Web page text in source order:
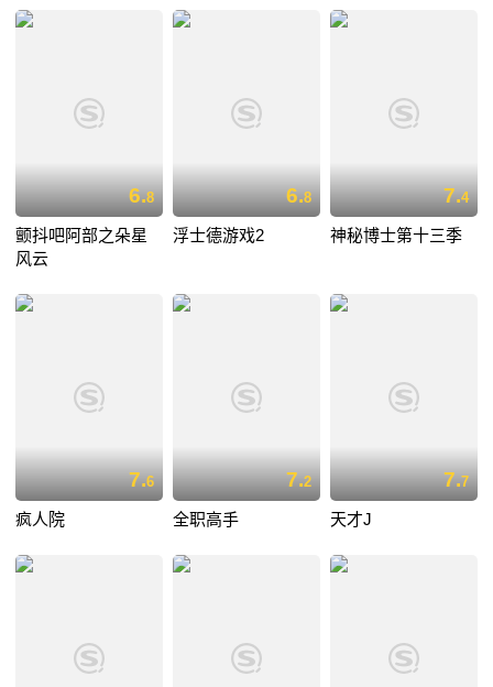
6.8
颤抖吧阿部之朵星
风云
6.8
浮士德游戏2
7.4
神秘博士第十三季
7.6
疯人院
7.2
全职高手
7.7
天才J